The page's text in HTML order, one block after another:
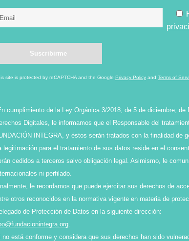
site is protected by reCAPTCHA and the Google Privacy Policy and Terms of
cumplimiento de la Ley Orgánica 3/2018, de 5 de diciembre,
Digitales, le informamos que el Responsable del
INTEGRA, y éstos serán tratados con la finalidad de
legitimación para el tratamiento de sus datos reside en el
cedidos a terceros salvo obligación legal. Asimismo, le
ni perfilado.
le recordamos que puede ejercitar sus derechos de
otros reconocidos en la normativa vigente en materia de
de Protección de Datos en la siguiente dirección:
.
no está conforme y considera que sus derechos han sido